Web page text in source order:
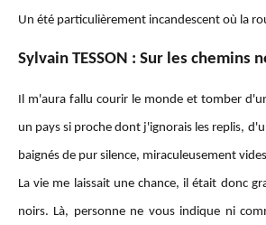
Un été particulièrement incandescent où la
Sylvain TESSON : Sur les
Il m'aura fallu courir le monde et tomber
un pays si proche dont j'ignorais les replis,
baignés de pur silence, miraculeusement
La vie me laissait une chance, il était donc
noirs. Là, personne ne vous indique ni